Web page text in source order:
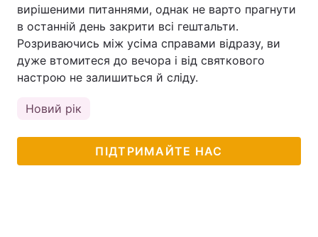
вирішеними питаннями, однак не варто прагнути
в останній день закрити всі гештальти.
Розриваючись між усіма справами відразу, ви
дуже втомитеся до вечора і від святкового
настрою не залишиться й сліду.
Новий рік
ПІДТРИМАЙТЕ НАС